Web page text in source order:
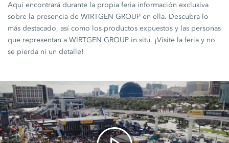
Aquí encontrará durante la propia feria información exclusiva
sobre la presencia de WIRTGEN GROUP en ella. Descubra lo
más destacado, así como los productos expuestos y las personas
que representan a WIRTGEN GROUP in situ. ¡Visite la feria y no
se pierda ni un detalle!